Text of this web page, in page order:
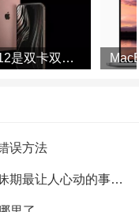
iphone12是双卡双待吗 iphone12是全面屏吗
误方法
当代女生五大快乐源泉有哪些 暧昧期最让人心动的事有哪些